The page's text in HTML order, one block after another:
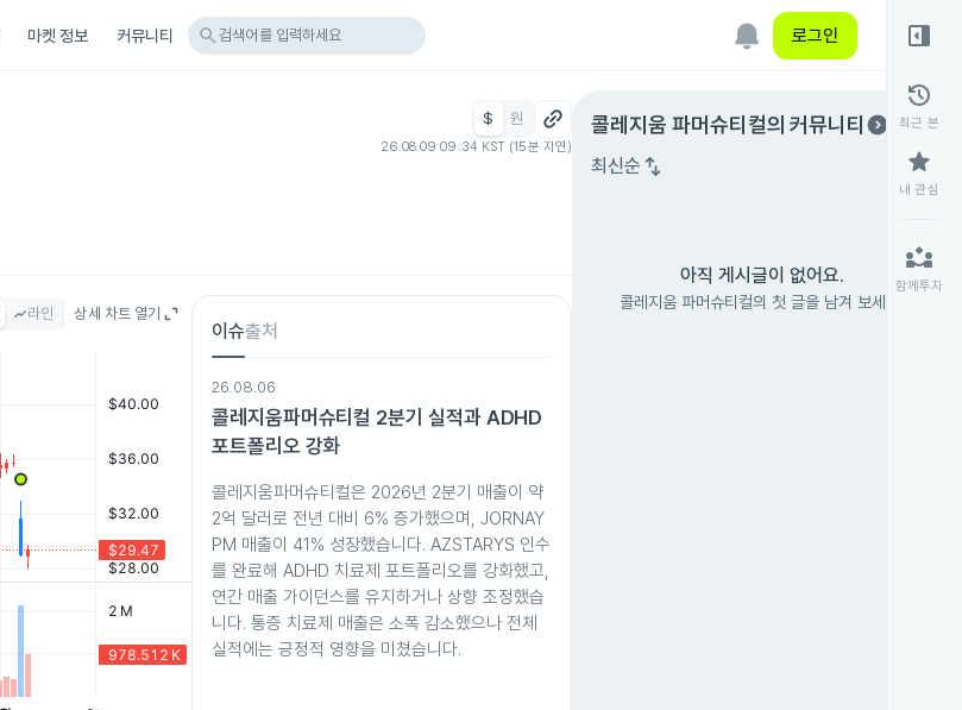
마켓 정보 커뮤니티 search 검색어를 입력하세요 로그인
$ 원
26.08.09 09:34 KST (15분 지연)
라인 상세 차트 열기
이슈출처
26.08.06
콜레지움파머슈티컬 2분기 실적과 ADHD
포트폴리오 강화
콜레지움파머슈티컬은 2026년 2분기 매출이 약
2억 달러로 전년 대비 6% 증가했으며, JORNAY
PM 매출이 41% 성장했습니다. AZSTARYS 인수
를 완료해 ADHD 치료제 포트폴리오를 강화했고,
연간 매출 가이던스를 유지하거나 상향 조정했습
니다. 통증 치료제 매출은 소폭 감소했으나 전체
실적에는 긍정적 영향을 미쳤습니다.
콜레지움 파머슈티컬의 커뮤니티 expand_circle_right
최신순 swap_vert
아직 게시글이 없어요.
콜레지움 파머슈티컬의 첫 글을 남겨 보세요.
right_panel_open
history
최근 본
star
내 관심
partner_exchange
함께투자